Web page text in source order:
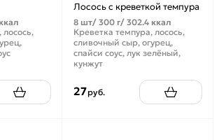
лосось,
Лосось с креветкой темпура
8 шт/ 300 г/ 302.4 ккал
Креветка темпура, лосось,
сливочный сыр, огурец,
спайси соус, лук зелёный,
кунжут
27руб.